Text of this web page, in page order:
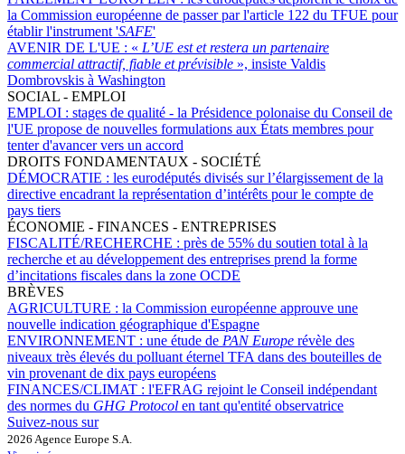
la Commission européenne de passer par l'article 122 du TFUE pour
établir l'instrument 'SAFE'
AVENIR DE L'UE : « L’UE est et restera un partenaire
commercial attractif, fiable et prévisible », insiste Valdis
Dombrovskis à Washington
SOCIAL - EMPLOI
EMPLOI : stages de qualité - la Présidence polonaise du Conseil de
l'UE propose de nouvelles formulations aux États membres pour
tenter d'avancer vers un accord
DROITS FONDAMENTAUX - SOCIÉTÉ
DÉMOCRATIE : les eurodéputés divisés sur l’élargissement de la
directive encadrant la représentation d’intérêts pour le compte de
pays tiers
ÉCONOMIE - FINANCES - ENTREPRISES
FISCALITÉ/RECHERCHE : près de 55% du soutien total à la
recherche et au développement des entreprises prend la forme
d’incitations fiscales dans la zone OCDE
BRÈVES
AGRICULTURE : la Commission européenne approuve une
nouvelle indication géographique d'Espagne
ENVIRONNEMENT : une étude de PAN Europe révèle des
niveaux très élevés du polluant éternel TFA dans des bouteilles de
vin provenant de dix pays européens
FINANCES/CLIMAT : l'EFRAG rejoint le Conseil indépendant
des normes du GHG Protocol en tant qu'entité observatrice
Suivez-nous sur
2026 Agence Europe S.A.